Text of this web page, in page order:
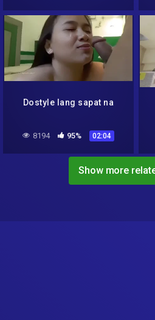
Dostyle lang sapat na
8194 95% 02:04
Show more